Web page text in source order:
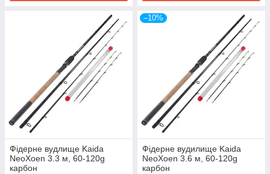
Фідерне вудлище Kaida
NeoXoen 3.3 м, 60-120g
карбон
–10%
Фідерне вудилище Kaida
NeoXoen 3.6 м, 60-120g
карбон